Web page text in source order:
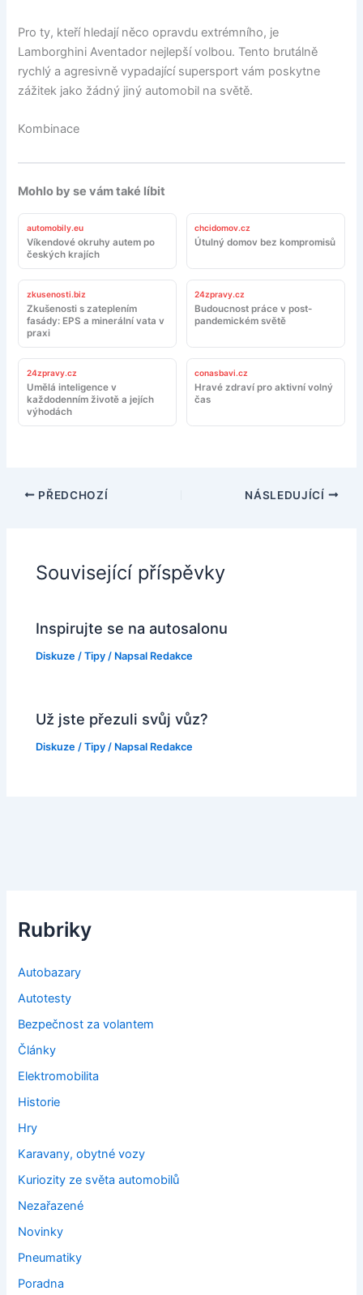
Pro ty, kteří hledají něco opravdu extrémního, je
Lamborghini Aventador nejlepší volbou. Tento brutálně
rychlý a agresivně vypadající supersport vám poskytne
zážitek jako žádný jiný automobil na světě.
Kombinace
Mohlo by se vám také líbit
automobily.eu
Víkendové okruhy autem po
českých krajích
chcidomov.cz
Útulný domov bez kompromisů
zkusenosti.biz
Zkušenosti s zateplením
fasády: EPS a minerální vata v
praxi
24zpravy.cz
Budoucnost práce v post-
pandemickém světě
24zpravy.cz
Umělá inteligence v
každodenním životě a jejích
výhodách
conasbavi.cz
Hravé zdraví pro aktivní volný
čas
PŘEDCHOZÍ NÁSLEDUJÍCÍ
Související příspěvky
Inspirujte se na autosalonu
Diskuze /Tipy / Napsal Redakce
Už jste přezuli svůj vůz?
Diskuze /Tipy / Napsal Redakce
Rubriky
Autobazary
Autotesty
Bezpečnost za volantem
Články
Elektromobilita
Historie
Hry
Karavany, obytné vozy
Kuriozity ze světa automobilů
Nezařazené
Novinky
Pneumatiky
Poradna